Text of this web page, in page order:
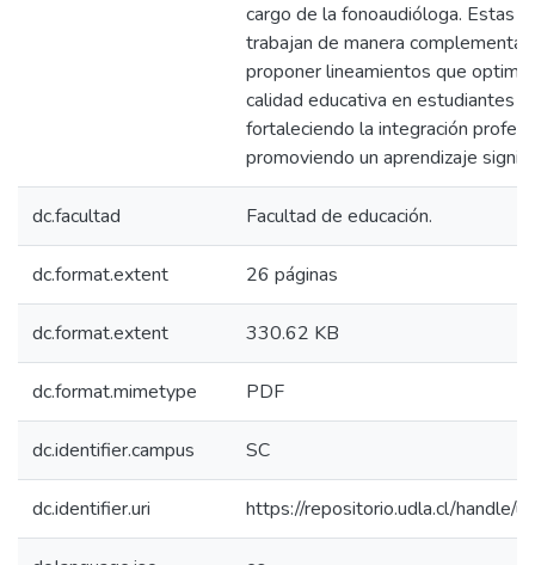
cargo de la fonoaudióloga. Estas
trabajan de manera
proponer lineamientos que
calidad educativa en estudiantes
fortaleciendo la integración
promoviendo un aprendizaje
dc.facultad Facultad de educación.
dc.format.extent 26 páginas
dc.format.extent 330.62 KB
dc.format.mimetype PDF
dc.identifier.campus SC
dc.identifier.uri https://repositorio.udla.cl/handle/